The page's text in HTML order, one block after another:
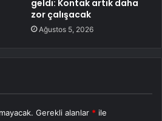
geldi: Kontak artık daha
zor çalışacak
Ağustos 5, 2026
Gerekli alanlar * ile